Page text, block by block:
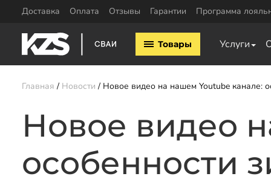
Доставка Оплата Отзывы Гарантии Программа
Товары Услуги
Винтовые сваи 57мм
Винтовые сваи 108мм
Винтовые сваи 159мм
Винтовые сваи 219мм
Винтовые сваи 325мм
Сваи шурупы
ЖБ сваи 150х150
Обвязка свай
свай
Пластины для
Уголок для
Швеллер для
Главная Новости Новое видео на нашем Youtube канале:
Новое видео
особенности